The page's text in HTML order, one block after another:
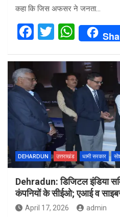
कहा कि जिस अफसर ने जनता…
F
ce
b
o
k
T
tt
er
W
h
at
s
A
p
p
DEHARDUN उत्तराखंड धामी सरकार
Dehradun: डिजिटल इंडिया
कंपनियों के सीईओ; एआई व साइबर
April 17, 2026 admin